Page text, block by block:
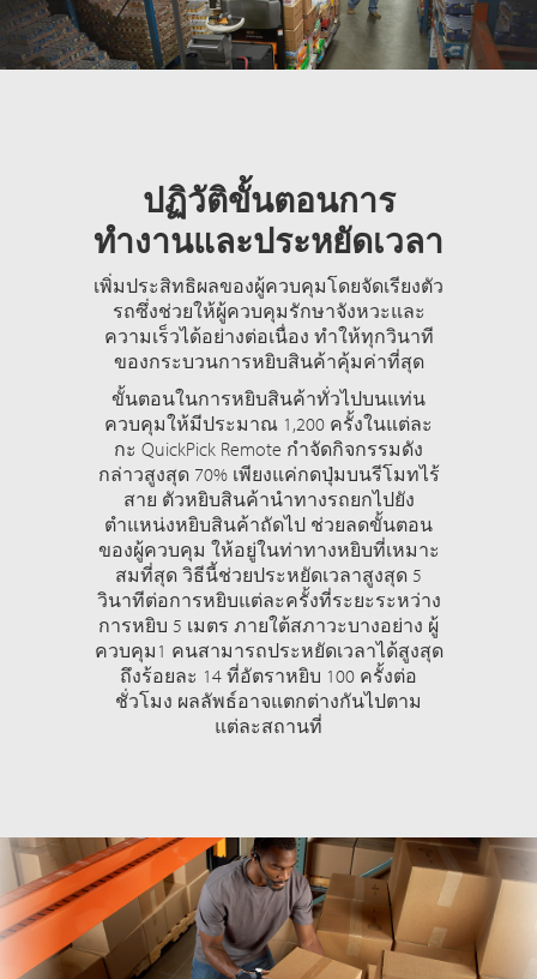
ปฏิวัติขั้นตอนการ
ทำงานและประหยัดเวลา
เพิ่มประสิทธิผลของผู้ควบคุมโดยจัดเรียงตัว
รถซึ่งช่วยให้ผู้ควบคุมรักษาจังหวะและ
ความเร็วได้อย่างต่อเนื่อง ทำให้ทุกวินาที
ของกระบวนการหยิบสินค้าคุ้มค่าที่สุด
ขั้นตอนในการหยิบสินค้าทั่วไปบนแท่น
ควบคุมให้มีประมาณ 1,200 ครั้งในแต่ละ
กะ QuickPick Remote กำจัดกิจกรรมดัง
กล่าวสูงสุด 70% เพียงแค่กดปุ่มบนรีโมทไร้
สาย ตัวหยิบสินค้านำทางรถยกไปยัง
ตำแหน่งหยิบสินค้าถัดไป ช่วยลดขั้นตอน
ของผู้ควบคุม ให้อยู่ในท่าทางหยิบที่เหมาะ
สมที่สุด วิธีนี้ช่วยประหยัดเวลาสูงสุด 5
วินาทีต่อการหยิบแต่ละครั้งที่ระยะระหว่าง
การหยิบ 5 เมตร ภายใต้สภาวะบางอย่าง ผู้
ควบคุม1 คนสามารถประหยัดเวลาได้สูงสุด
ถึงร้อยละ 14 ที่อัตราหยิบ 100 ครั้งต่อ
ชั่วโมง ผลลัพธ์อาจแตกต่างกันไปตาม
แต่ละสถานที่